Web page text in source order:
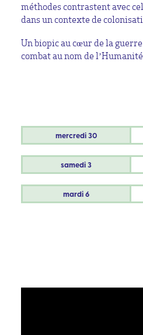
méthodes contrastent avec
dans un contexte de
Un biopic au cœur de la
combat au nom de
mercredi30
samedi3
mardi6